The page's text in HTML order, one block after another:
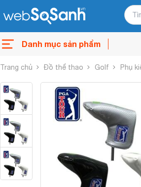
Danh mục sản phẩm
Trang chủ Đồ thể thao Golf Phụ